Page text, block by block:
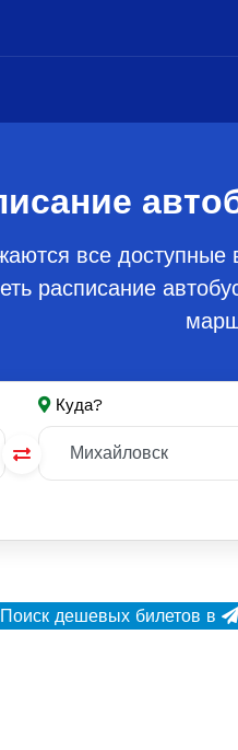
все
расписание
Куда?
Поиск дешевых билетов в